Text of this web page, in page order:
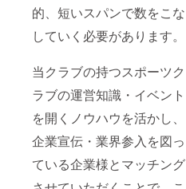
的、短いスパンで数をこな
していく必要があります。
当クラブの持つスポーツク
ラブの運営知識・イベント
を開くノウハウを活かし、
企業宣伝・業界参入を図っ
ている企業様とマッチング